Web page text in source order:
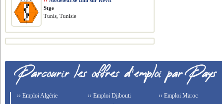
Stge
Tunis, Tunisie
›› Emploi Algérie
›› Emploi Djibouti
›› Emploi Maroc